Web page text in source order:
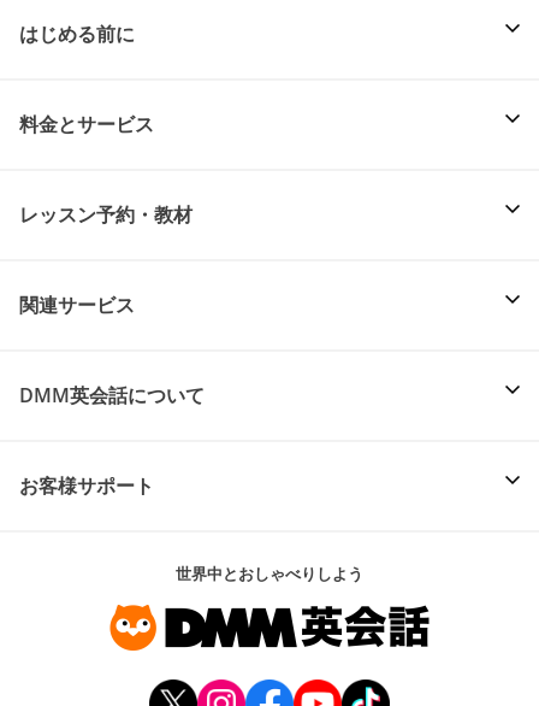
はじめる前に
料金とサービス
レッスン予約・教材
関連サービス
DMM英会話について
お客様サポート
世界中とおしゃべりしよう